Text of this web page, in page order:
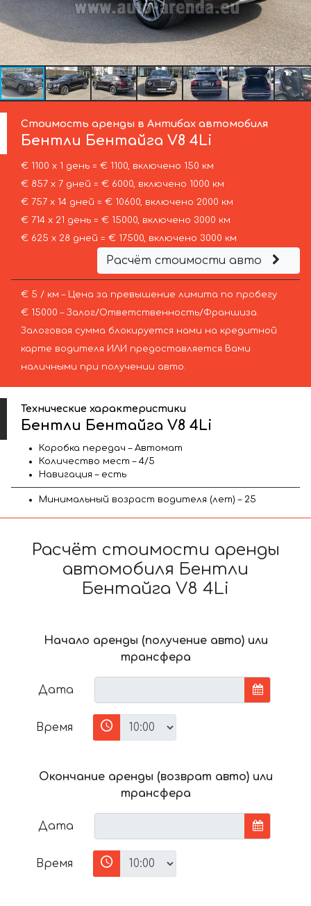
Стоимость аренды в Антибах автомобиля
Бентли Бентайга V8 4Li
€ 1100 х 1 день = € 1100, включено 150 км
€ 857 х 7 дней = € 6000, включено 1000 км
€ 757 х 14 дней = € 10600, включено 2000 км
€ 714 х 21 день = € 15000, включено 3000 км
€ 625 х 28 дней = € 17500, включено 3000 км
Расчёт стоимости авто
€ 5 / км – Цена за превышение лимита по пробегу
€ 15000 – Залог/Ответственность/Франшиза.
Залоговая сумма блокируется нами на кредитной
карте водителя ИЛИ предоставляется Вами
наличными при получении авто.
Технические характеристики
Бентли Бентайга V8 4Li
Коробка передач – Автомат
Количество мест – 4/5
Навигация – есть
Минимальный возраст водителя (лет) – 25
Расчёт стоимости аренды
автомобиля Бентли
Бентайга V8 4Li
Начало аренды (получение авто) или
трансфера
Дата
Время
Окончание аренды (возврат авто) или
трансфера
Дата
Время